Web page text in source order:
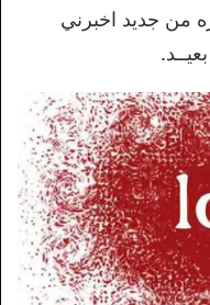
ﻣﻦ ﺟﺪﻳﺪ ﺍﺧﺒﺮﻧﻲ